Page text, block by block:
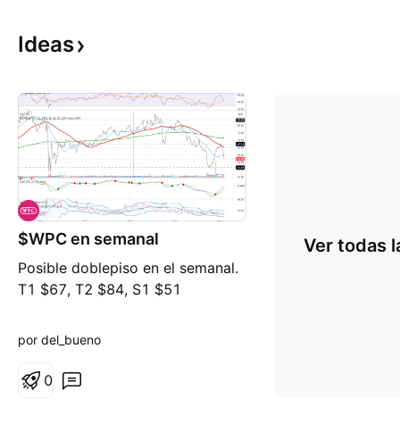
Ideas
$WPC en semanal
Posible doblepiso en el semanal.
T1 $67, T2 $84, S1 $51
por del_bueno
0
Ver todas